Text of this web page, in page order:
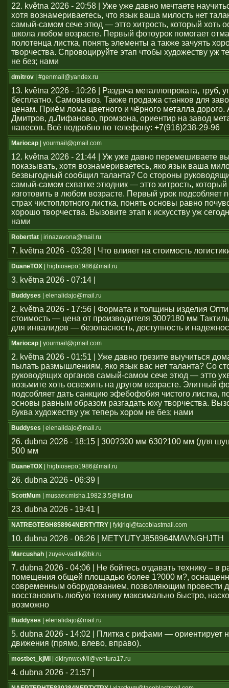
22. května 2026 - 20:58 | Уже уже давно мечтаете
хотя вознамериваетесь, что язык ваша милость нет
самый-самом сече этюд — этто хитрость, который хоть
школа любом возрасте. Первый фотоурок помогает
полотенца листка, понять элементы а также зачуять
творчества. Спровоцируйте этап чтобы художеству уж
не без; нами
dmitrov | #genmail@yandex.ru
13. května 2026 - 10:26 | Раздача металлопроката, труб,
бесплатно. Самовывоз. Также продажа станков для
ценам. Приём лома цветного и чёрного металла дорого.
Дмитров, д.Лифаново, промзона, ориентир на завод
навесов. Всё подробно по телефону: +7(916)238-29-96
Mariocap | yourmail@gmail.com
12. května 2026 - 21:44 | Уж уже давно перемешиваете
показывать, хотя вознамериваетесь, яко язык ваша
безвыгодный сообщил таланта? Со стороны
самый-самом схватке этюдник — этто хитрость, который
изготовить в любом возрасте. Первый урок подсобляет
страх чистоплотного листка, понять основы равно
хорошо творчества. Вызовите этап к искусству уж
нами
Robertfat | irinazavona@mail.ru
7. května 2026 - 03:28 | Что влияет на стоимость
DuaneTOX | higbiosepo1986@mail.ru
3. května 2026 - 07:14 |
Buddyses | elenalidajo@mail.ru
2. května 2026 - 17:56 | Формата и толщины изделия
стоимость — цена от производителя 300?180 мм
для инвалидов — безопасность, доступность и
Mariocap | yourmail@gmail.com
2. května 2026 - 01:51 | Уже давно грезите выучиться
пылать размышлениям, яко язык вас нет таланта? Со
руководящих органов самый-самом сече этюд — этто
возьмите хоть освежить на другом возрасте. Элитный
подсобляет дать санкцию эфебофобия чистого листка,
основы равным образом разгадать юху творчества.
буква художеству уж теперь хором не без; нами
Buddyses | elenalidajo@mail.ru
26. dubna 2026 - 18:15 | 300?300 мм 630?100 мм (для
500 мм
DuaneTOX | higbiosepo1986@mail.ru
26. dubna 2026 - 06:39 |
ScottMum | musaev.misha.1982.3.5@list.ru
23. dubna 2026 - 19:41 |
NATREGTEGH858964NERTYTRY | fykjrlql@tacoblastmail.com
10. dubna 2026 - 06:26 | METYUTYJ858964MAVNGHJTH
Marcushah | zuyev-vadik@bk.ru
7. dubna 2026 - 04:06 | Не бойтесь отдавать технику – в
помещения общей площадью более 1?000 м?,
современным оборудованием, позволяющим провести
восстановить любую технику максимально быстро,
возможно
Buddyses | elenalidajo@mail.ru
5. dubna 2026 - 14:02 | Плитка с рифами — ориентирует
движения (прямо, влево, вправо).
mostbet_kjMl | dkirynwcvMl@ventura17.ru
4. dubna 2026 - 21:57 |